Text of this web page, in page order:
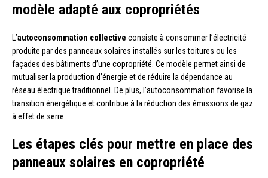
modèle adapté aux copropriétés
L’autoconsommation collective consiste à consommer l’électricité
produite par des panneaux solaires installés sur les toitures ou les
façades des bâtiments d’une copropriété. Ce modèle permet ainsi de
mutualiser la production d’énergie et de réduire la dépendance au
réseau électrique traditionnel. De plus, l’autoconsommation favorise la
transition énergétique et contribue à la réduction des émissions de gaz
à effet de serre.
Les étapes clés pour mettre en place des
panneaux solaires en copropriété